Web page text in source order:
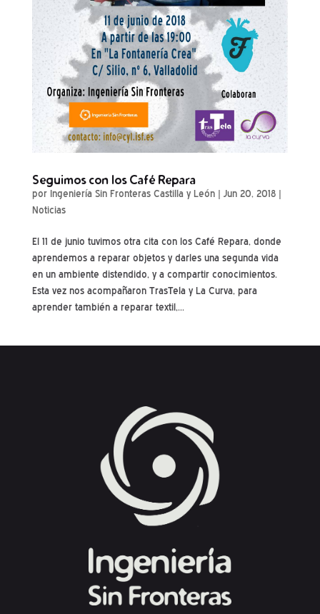
Seguimos con los Café Repara
por Ingeniería Sin Fronteras Castilla y León| Jun 20, 2018|
Noticias
El 11 de junio tuvimos otra cita con los Café Repara, donde
aprendemos a reparar objetos y darles una segunda vida
en un ambiente distendido, y a compartir conocimientos.
Esta vez nos acompañaron TrasTela y La Curva, para
aprender también a reparar textil,...